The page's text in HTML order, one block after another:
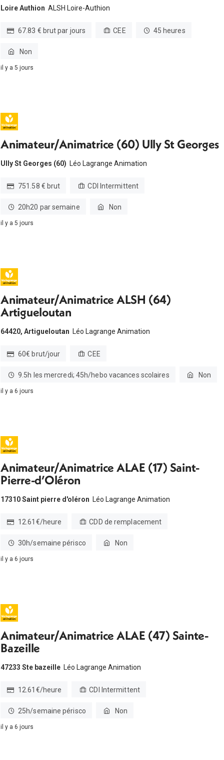
Loire Authion ALSH Loire-Authion
67.83 € brut par jours CEE 45 heures
Non
il y a 5 jours
Animateur/Animatrice (60) Ully St Georges
Ully St Georges (60) Léo Lagrange Animation
751.58 € brut CDI Intermittent
20h20 par semaine Non
il y a 5 jours
Animateur/Animatrice ALSH (64)
Artigueloutan
64420, Artigueloutan Léo Lagrange Animation
60€ brut/jour CEE
9.5h les mercredi; 45h/hebo vacances scolaires Non
il y a 6 jours
Animateur/Animatrice ALAE (17) Saint-
Pierre-d’Oléron
17310 Saint pierre d'oléron Léo Lagrange Animation
12.61€/heure CDD de remplacement
30h/semaine périsco Non
il y a 6 jours
Animateur/Animatrice ALAE (47) Sainte-
Bazeille
47233 Ste bazeille Léo Lagrange Animation
12.61€/heure CDI Intermittent
25h/semaine périsco Non
il y a 6 jours